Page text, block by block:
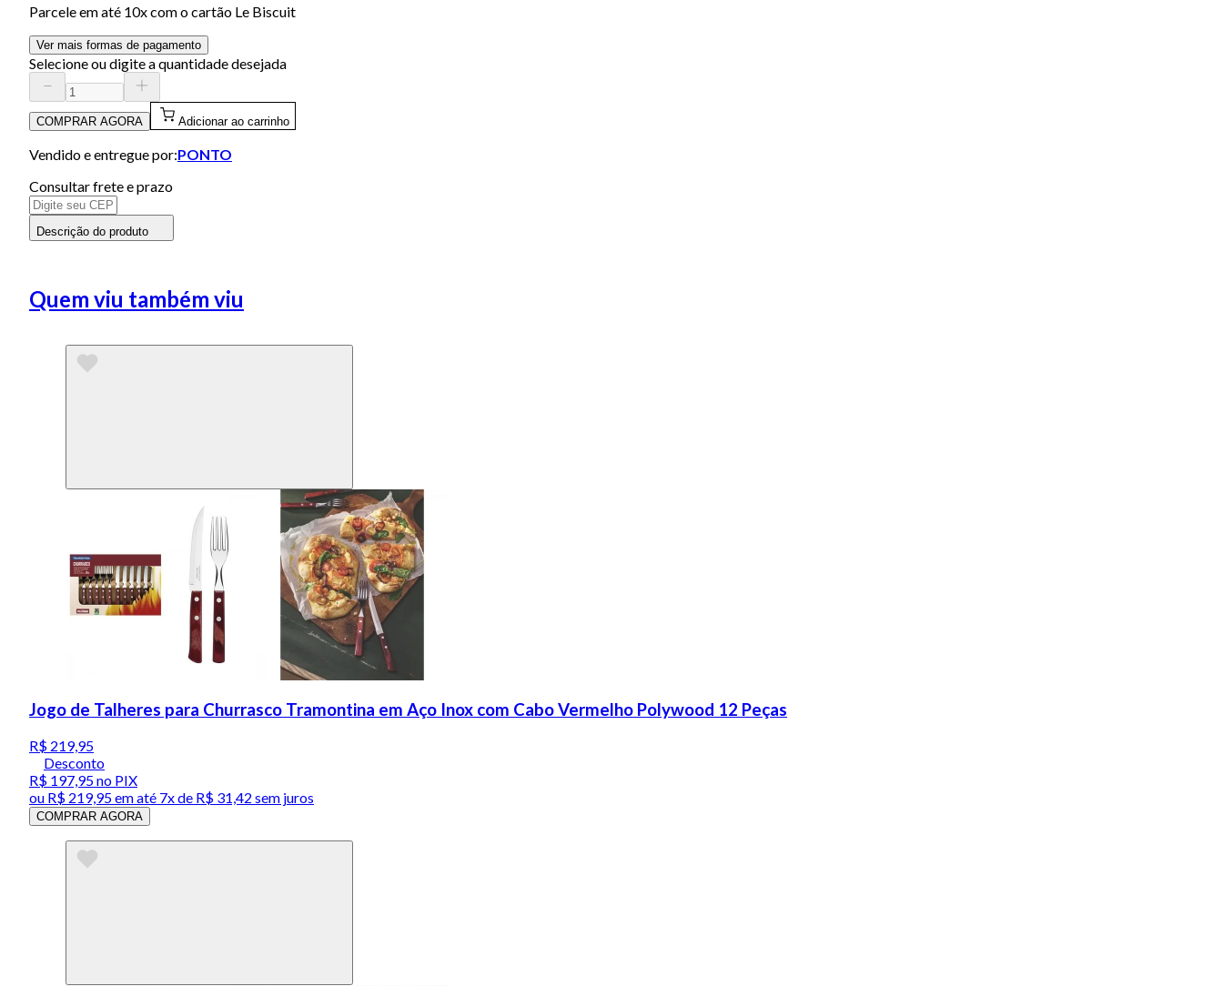
Parcele em até 10x com o cartão Le Biscuit
Ver mais formas de pagamento
Selecione ou digite a quantidade desejada
COMPRAR AGORA Adicionar ao carrinho
Vendido e entregue por:PONTO
Consultar frete e prazo
Descrição do produto
Quem viu também viu
Jogo de Talheres para Churrasco Tramontina em Aço Inox com Cabo Vermelho Polywood 12 Peças
R$ 219,95
Desconto
R$ 197,95no PIX
ou R$ 219,95em até 7x de R$ 31,42 sem juros
COMPRAR AGORA